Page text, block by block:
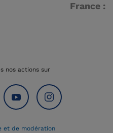
France :
nos actions sur
et de modération